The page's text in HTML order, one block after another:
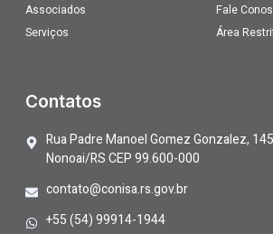
Associados
Serviços
Fale
Área
Contatos
Rua Padre Manoel Gomez Gonzalez,
Nonoai/RS CEP 99.600-000
contato@conisa.rs.gov.br
+55 (54) 99914-1944